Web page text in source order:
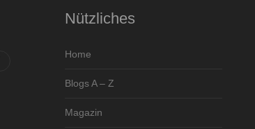
Nützliches
Home
Blogs A – Z
Magazin